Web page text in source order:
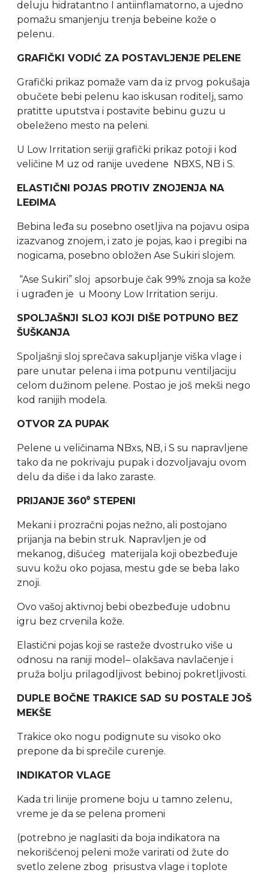
deluju hidratantno I antiinflamatorno, a ujedno
pomažu smanjenju trenja bebeine kože o
pelenu.
GRAFIČKI VODIĆ ZA POSTAVLJENJE PELENE
Grafički prikaz pomaže vam da iz prvog pokušaja
obučete bebi pelenu kao iskusan roditelj, samo
pratitte uputstva i postavite bebinu guzu u
obeleženo mesto na peleni.
U Low Irritation seriji grafički prikaz potoji i kod
veličine M uz od ranije uvedene NBXS, NB i S.
ELASTIČNI POJAS PROTIV ZNOJENJA NA
LEĐIMA
Bebina leđa su posebno osetljiva na pojavu osipa
izazvanog znojem, i zato je pojas, kao i pregibi na
nogicama, posebno obložen Ase Sukiri slojem.
“Ase Sukiri” sloj apsorbuje čak 99% znoja sa kože
i ugrađen je u Moony Low Irritation seriju.
SPOLJAŠNJI SLOJ KOJI DIŠE POTPUNO BEZ
ŠUŠKANJA
Spoljašnji sloj sprečava sakupljanje viška vlage i
pare unutar pelena i ima potpunu ventiljaciju
celom dužinom pelene. Postao je još mekši nego
kod ranijih modela.
OTVOR ZA PUPAK
Pelene u veličinama NBxs, NB, i S su napravljene
tako da ne pokrivaju pupak i dozvoljavaju ovom
delu da diše i da lako zaraste.
PRIJANJE 360⁰ STEPENI
Mekani i prozračni pojas nežno, ali postojano
prijanja na bebin struk. Napravljen je od
mekanog, dišućeg materijala koji obezbeđuje
suvu kožu oko pojasa, mestu gde se beba lako
znoji.
Ovo vašoj aktivnoj bebi obezbeđuje udobnu
igru bez crvenila kože.
Elastični pojas koji se rasteže dvostruko više u
odnosu na raniji model– olakšava navlačenje i
pruža bolju prilagodljivost bebinoj pokretljivosti.
DUPLE BOČNE TRAKICE SAD SU POSTALE JOŠ
MEKŠE
Trakice oko nogu podignute su visoko oko
prepone da bi sprečile curenje.
INDIKATOR VLAGE
Kada tri linije promene boju u tamno zelenu,
vreme je da se pelena promeni
(potrebno je naglasiti da boja indikatora na
nekorišćenoj peleni može varirati od žute do
svetlo zelene zbog prisustva vlage i toplote